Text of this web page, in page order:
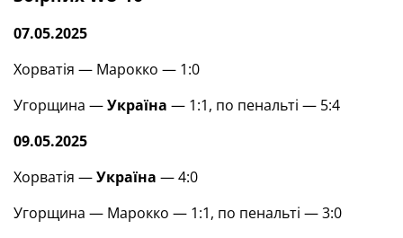
07.05.2025
Хорватія — Марокко — 1:0
Угорщина —Україна — 1:1, по пенальті — 5:4
09.05.2025
Хорватія —Україна — 4:0
Угорщина — Марокко — 1:1, по пенальті — 3:0